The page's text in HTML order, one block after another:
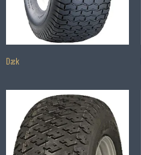
Dæk